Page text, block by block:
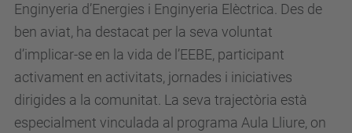
Enginyeria d’Energies i Enginyeria Elèctrica. Des de
ben aviat, ha destacat per la seva voluntat
d’implicar-se en la vida de l’EEBE, participant
activament en activitats, jornades i iniciatives
dirigides a la comunitat. La seva trajectòria està
especialment vinculada al programa Aula Lliure, on